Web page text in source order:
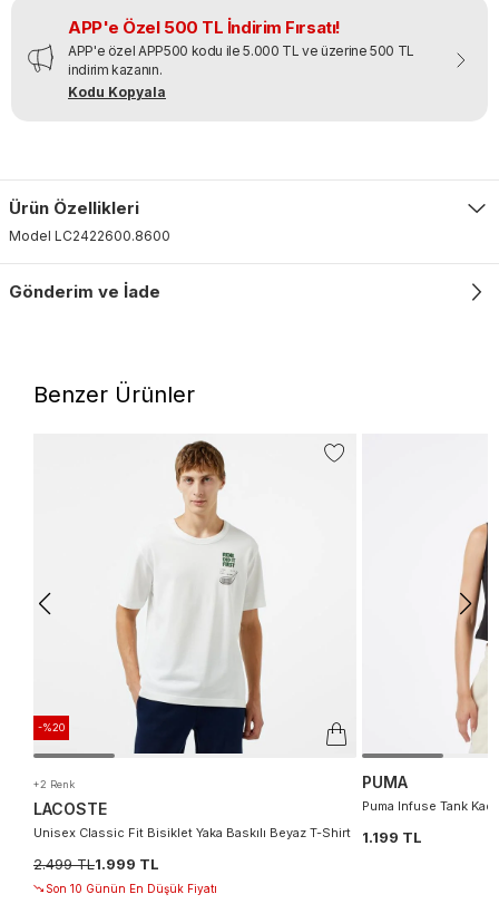
APP'e Özel 500 TL İndirim Fırsatı!
APP'e özel APP500 kodu ile 5.000 TL ve üzerine 500 TL
indirim kazanın.
Kodu Kopyala
Ürün Özellikleri
Model LC2422600.8600
Gönderim ve İade
Benzer Ürünler
-%20
+2 Renk
LACOSTE
Unisex Classic Fit Bisiklet Yaka Baskılı Beyaz T-Shirt
2.499 TL1.999 TL
Son 10 Günün En Düşük Fiyatı
PUMA
Puma Infuse Tank
1.199 TL